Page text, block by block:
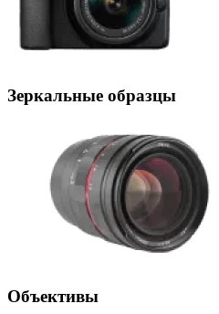
Зеркальные образцы
Объективы